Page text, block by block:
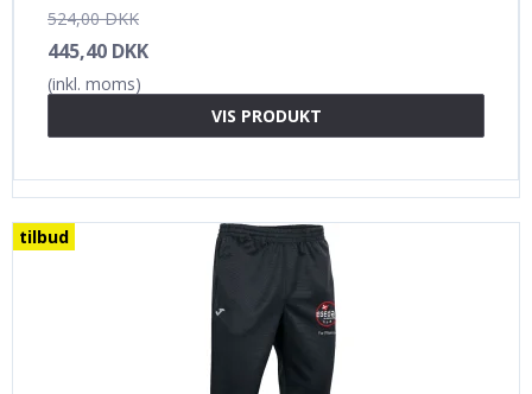
524,00 DKK
445,40 DKK
(inkl. moms)
VIS PRODUKT
tilbud